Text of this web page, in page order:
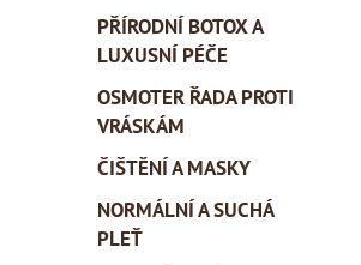
PŘÍRODNÍ BOTOX A
LUXUSNÍ PÉČE
OSMOTER ŘADA PROTI
VRÁSKÁM
ČIŠTĚNÍ A MASKY
NORMÁLNÍ A SUCHÁ
PLEŤ